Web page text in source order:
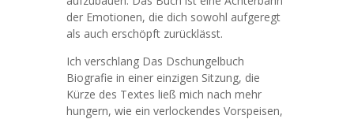
der Emotionen, die dich sowohl aufgeregt
als auch erschöpft zurücklässt.
Ich verschlang Das Dschungelbuch
Biografie in einer einzigen Sitzung, die
Kürze des Textes ließ mich nach mehr
hungern, wie ein verlockendes Vorspeisen,